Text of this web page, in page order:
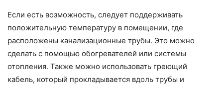
Если есть возможность, следует поддерживать
положительную температуру в помещении, где
расположены канализационные трубы. Это можно
сделать с помощью обогревателей или системы
отопления. Также можно использовать греющий
кабель, который прокладывается вдоль трубы и